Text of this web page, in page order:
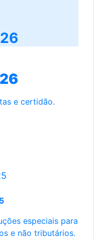
e certidão.
especiais para
e não tributários.